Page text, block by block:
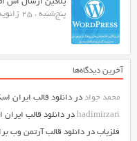
پلاگین ارسال اس
پنج‌شنبه ، 25 ژانویه
آخرین دیدگاه‌ها
محمد جواددر دانلود قالب ایران
hadimirzariدر دانلود قالب
فلزیابدر دانلود قالب آرتمن وب